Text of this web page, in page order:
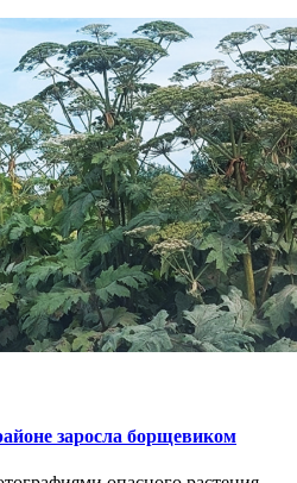
заросла борщевиком